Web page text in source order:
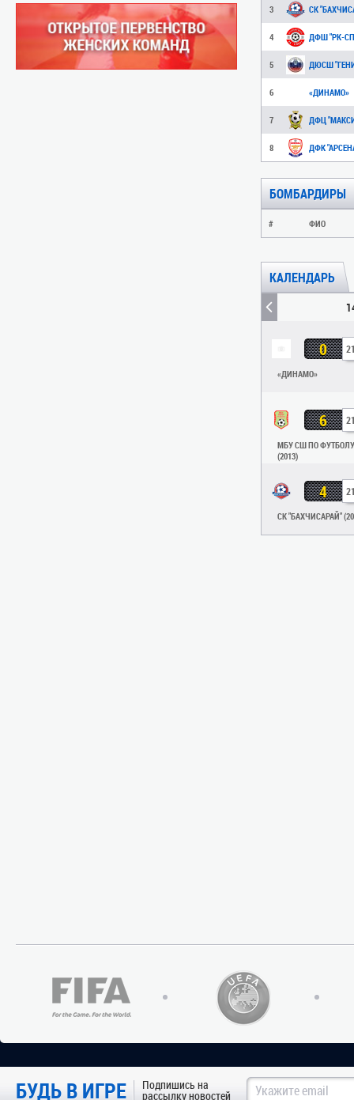
3 СК
4 ДФШ "РК-
5 ДЮСШ
6 «ДИНАМО»
7 ДФЦ
8 ДФК
БОМБАРДИРЫ
# ФИО
КАЛЕНДАРЬ
0
«ДИНАМО»
6
МБУ СШ ПО ФУТБОЛУ
(2013)
4
СК "БАХЧИСАРАЙ"
БУДЬ В ИГРЕ Подпишись на
рассылку новостей